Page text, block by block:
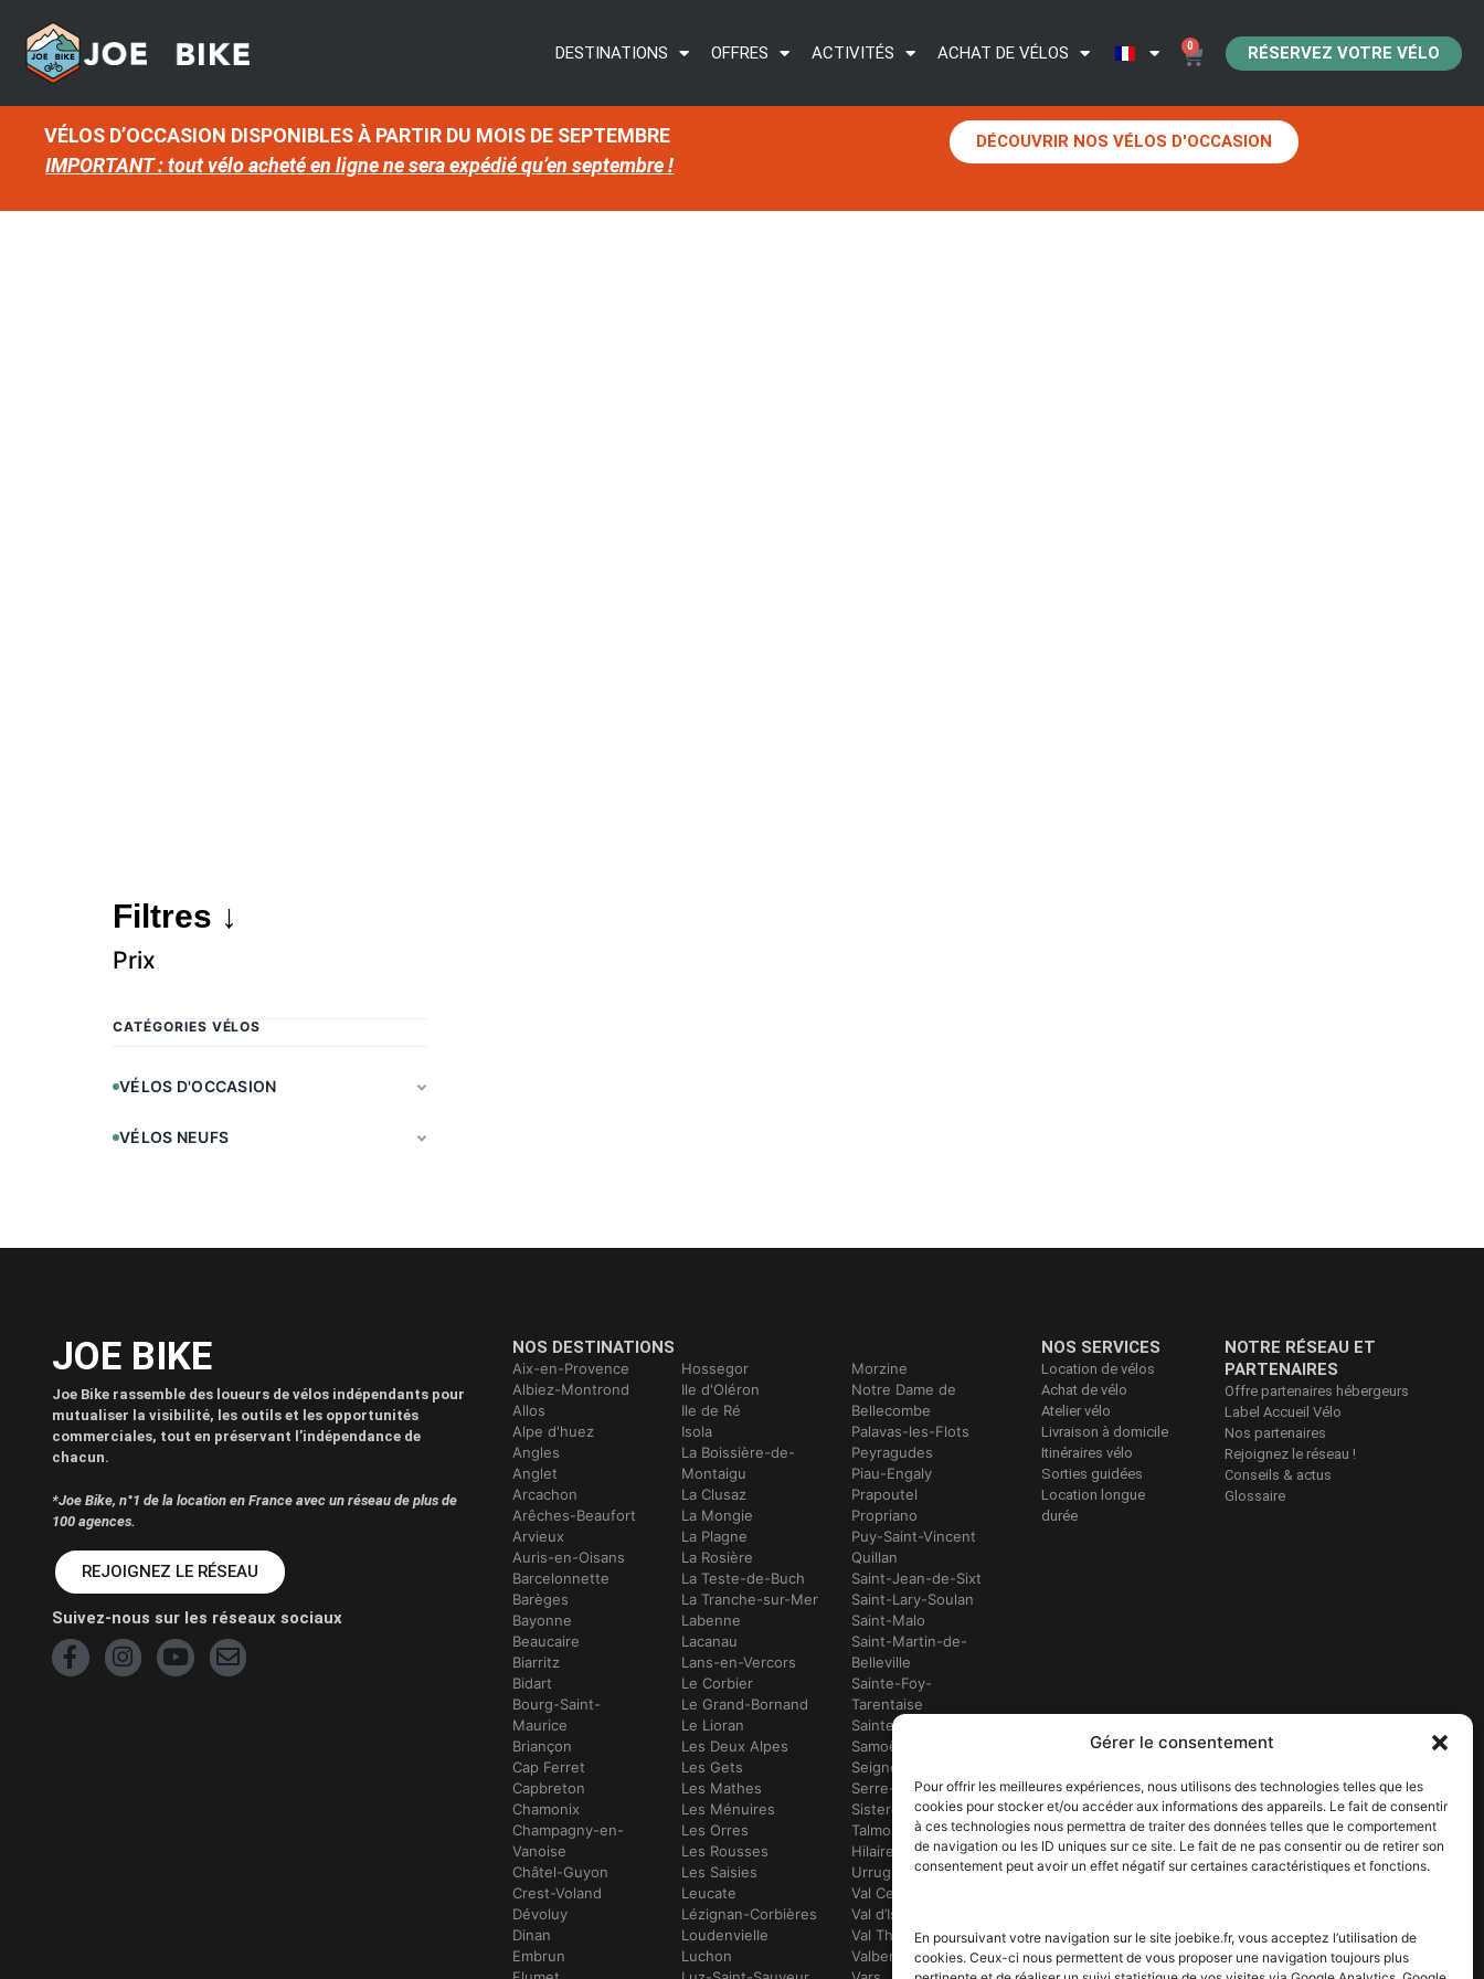
Gérer le consentement
Pour offrir les meilleures expériences, nous utilisons des technologies telles que les
cookies pour stocker et/ou accéder aux informations des appareils. Le fait de consentir
à ces technologies nous permettra de traiter des données telles que le comportement
de navigation ou les ID uniques sur ce site. Le fait de ne pas consentir ou de retirer son
consentement peut avoir un effet négatif sur certaines caractéristiques et fonctions.
En poursuivant votre navigation sur le site joebike.fr, vous acceptez l’utilisation de
cookies. Ceux-ci nous permettent de vous proposer une navigation toujours plus
DESTINATIONS OFFRES ACTIVITÉS ACHAT DE VÉLOS 0 RÉSERVEZ VOTRE VÉLO
VÉLOS D’OCCASION DISPONIBLES À PARTIR DU MOIS DE SEPTEMBRE
IMPORTANT : tout vélo acheté en ligne ne sera expédié qu’en septembre !
DÉCOUVRIR NOS VÉLOS D'OCCASION
Filtres ↓
Prix
CATÉGORIES VÉLOS
VÉLOS D'OCCASION
VÉLOS NEUFS
JOE BIKE
Joe Bike rassemble des loueurs de vélos indépendants pour
mutualiser la visibilité, les outils et les opportunités
commerciales, tout en préservant l’indépendance de
chacun.
*Joe Bike, n°1 de la location en France avec un réseau de plus de
100 agences.
REJOIGNEZ LE RÉSEAU
Suivez-nous sur les réseaux sociaux
NOS DESTINATIONS
Aix-en-Provence
Albiez-Montrond
Allos
Alpe d'huez
Angles
Anglet
Arcachon
Arêches-Beaufort
Arvieux
Auris-en-Oisans
Barcelonnette
Barèges
Bayonne
Beaucaire
Biarritz
Bidart
Bourg-Saint-
Maurice
Briançon
Cap Ferret
Capbreton
Chamonix
Champagny-en-
Vanoise
Châtel-Guyon
Crest-Voland
Dévoluy
Dinan
Embrun
Hossegor
Ile d'Oléron
Ile de Ré
Isola
La Boissière-de-
Montaigu
La Clusaz
La Mongie
La Plagne
La Rosière
La Teste-de-Buch
La Tranche-sur-Mer
Labenne
Lacanau
Lans-en-Vercors
Le Corbier
Le Grand-Bornand
Le Lioran
Les Deux Alpes
Les Gets
Les Mathes
Les Ménuires
Les Orres
Les Rousses
Les Saisies
Leucate
Lézignan-Corbières
Loudenvielle
Luchon
Morzine
Notre Dame de
Bellecombe
Palavas-les-Flots
Peyragudes
Piau-Engaly
Prapoutel
Propriano
Puy-Saint-Vincent
Quillan
Saint-Jean-de-Sixt
Saint-Lary-Soulan
Saint-Malo
Saint-Martin-de-
Belleville
Sainte-Foy-
Tarentaise
Sainte-Maxime
Samoëns
Seignosse
Serre-Chevalier
Sisteron
Talmont-Saint-
Hilaire
Urrugne
Val Cenis
Val d’Isère
Val Thorens
Valberg
NOS SERVICES
Location de vélos
Achat de vélo
Atelier vélo
Livraison à domicile
Itinéraires vélo
Sorties guidées
Location longue
durée
NOTRE RÉSEAU ET
PARTENAIRES
Offre partenaires hébergeurs
Label Accueil Vélo
Nos partenaires
Rejoignez le réseau !
Conseils & actus
Glossaire